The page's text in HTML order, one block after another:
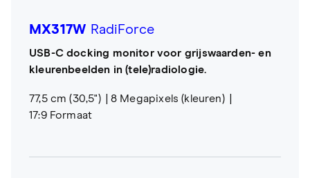
MX317W RadiForce
USB-C docking monitor voor grijswaarden- en
kleurenbeelden in (tele)radiologie.
77,5 cm (30,5")
8 Megapixels (kleuren)
17:9 Formaat